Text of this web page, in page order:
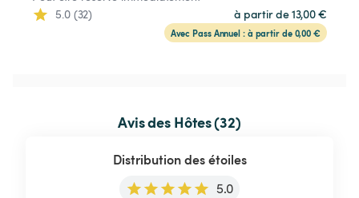
5.0 (32)
à partir de 13,00 €
Avec Pass Annuel : à partir de 0,00 €
Avis des Hôtes (32)
Distribution des étoiles
5.0